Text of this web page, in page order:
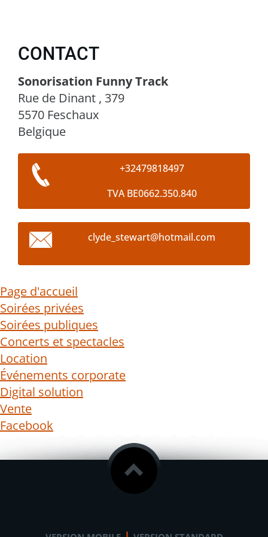
CONTACT
Sonorisation Funny Track
Rue de Dinant , 379
5570 Feschaux
Belgique
+32479818497
TVA BE0662.350.840
clyde_stewart@hotmail.com
Page d'accueil
Soirées privées
Soirées publiques
Concerts et spectacles
Location
Événements corporate
Digital solution
Vente
Facebook